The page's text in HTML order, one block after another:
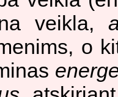
veikla,
o